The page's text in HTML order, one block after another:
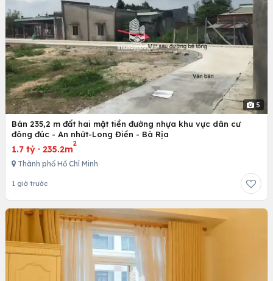
5
Bán 235,2 m đất hai mặt tiền đường nhựa khu vực dân cư
đông đúc - An nhứt-Long Điền - Bà Rịa
1.7 tỷ · 235.2m
2
Thành phố Hồ Chí Minh
1 giờ trước